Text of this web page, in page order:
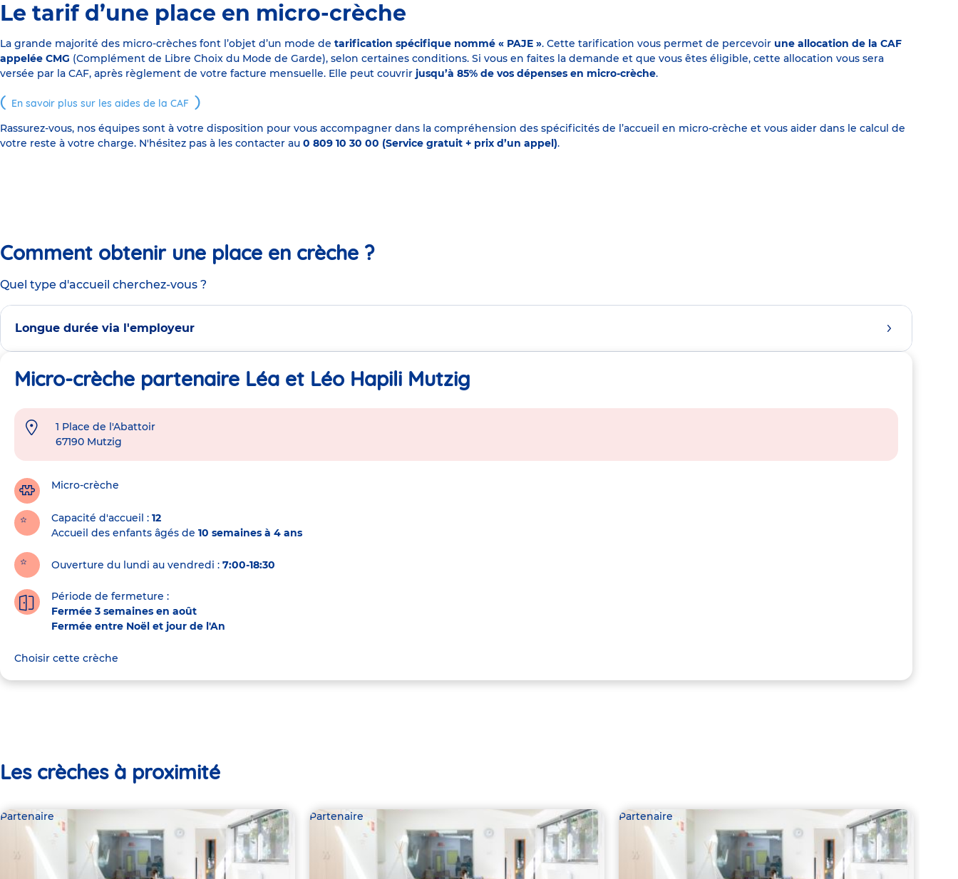
Le tarif d’une place en micro-crèche
La grande majorité des micro-crèches font l’objet d’un mode de tarification spécifique nommé « PAJE ». Cette tarification vous permet de percevoir une allocation de la CAF
appelée CMG (Complément de Libre Choix du Mode de Garde), selon certaines conditions. Si vous en faites la demande et que vous êtes éligible, cette allocation vous sera
versée par la CAF, après règlement de votre facture mensuelle. Elle peut couvrir jusqu’à 85% de vos dépenses en micro-crèche.
En savoir plus sur les aides de la CAF
Rassurez-vous, nos équipes sont à votre disposition pour vous accompagner dans la compréhension des spécificités de l’accueil en micro-crèche et vous aider dans le calcul de
votre reste à votre charge. N'hésitez pas à les contacter au 0 809 10 30 00 (Service gratuit + prix d’un appel).
Comment obtenir une place en crèche ?
Quel type d'accueil cherchez-vous ?
Longue durée via l'employeur
Micro-crèche partenaire Léa et Léo Hapili Mutzig
Adresse
crèche
1 Place de l'Abattoir
67190 Mutzig
Micro-crèche
Capacité d'accueil
12
Accueil des enfants âgés de 10 semaines à 4 ans
Ouverture du lundi au vendredi : 7:00-18:30
Période de fermeture :
Fermée 3 semaines en août
Fermée entre Noël et jour de l'An
Choisir cette crèche
Les crèches à proximité
Partenaire Partenaire Partenaire